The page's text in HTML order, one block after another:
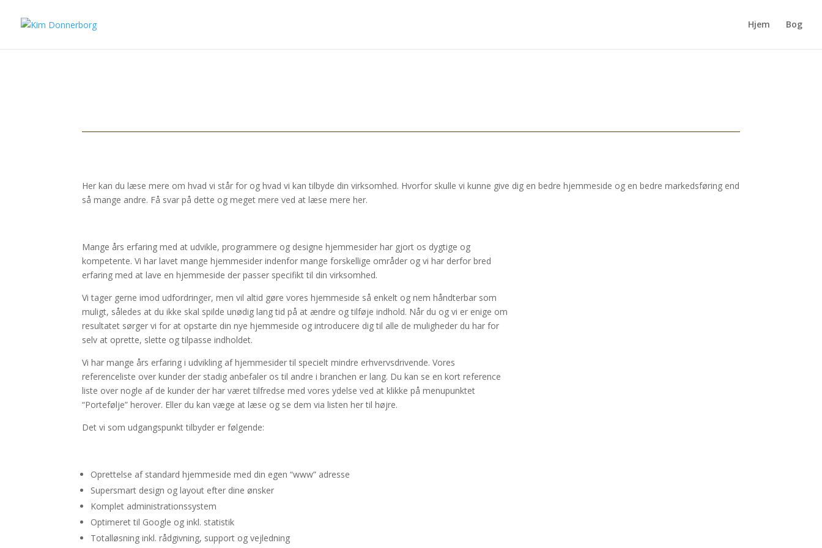
Hjem Bog
Her kan du læse mere om hvad vi står for og hvad vi kan tilbyde din virksomhed. Hvorfor skulle vi kunne give dig en bedre hjemmeside og en bedre markedsføring end
så mange andre. Få svar på dette og meget mere ved at læse mere her.
Mange års erfaring med at udvikle, programmere og designe hjemmesider har gjort os dygtige og
kompetente. Vi har lavet mange hjemmesider indenfor mange forskellige områder og vi har derfor bred
erfaring med at lave en hjemmeside der passer specifikt til din virksomhed.
Vi tager gerne imod udfordringer, men vil altid gøre vores hjemmeside så enkelt og nem håndterbar som
muligt, således at du ikke skal spilde unødig lang tid på at ændre og tilføje indhold. Når du og vi er enige om
resultatet sørger vi for at opstarte din nye hjemmeside og introducere dig til alle de muligheder du har for
selv at oprette, slette og tilpasse indholdet.
Vi har mange års erfaring i udvikling af hjemmesider til specielt mindre erhvervsdrivende. Vores
referenceliste over kunder der stadig anbefaler os til andre i branchen er lang. Du kan se en kort reference
liste over nogle af de kunder der har været tilfredse med vores ydelse ved at klikke på menupunktet
“Portefølje” herover. Eller du kan væge at læse og se dem via listen her til højre.
Det vi som udgangspunkt tilbyder er følgende:
Oprettelse af standard hjemmeside med din egen “www” adresse
Supersmart design og layout efter dine ønsker
Komplet administrationssystem
Optimeret til Google og inkl. statistik
Totalløsning inkl. rådgivning, support og vejledning